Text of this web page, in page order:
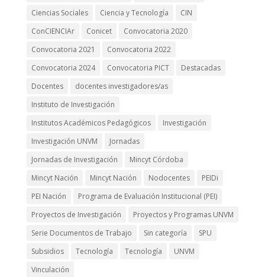
Ciencias Sociales
Ciencia y Tecnología
CIN
ConCIENCIAr
Conicet
Convocatoria 2020
Convocatoria 2021
Convocatoria 2022
Convocatoria 2024
Convocatoria PICT
Destacadas
Docentes
docentes investigadores/as
Instituto de Investigación
Institutos Académicos Pedagógicos
Investigación
Investigación UNVM
Jornadas
Jornadas de Investigación
Mincyt Córdoba
Mincyt Nación
Mincyt Nación Nodocentes
PEIDi
PEI Nación
Programa de Evaluación Institucional (PEI)
Proyectos de Investigación
Proyectos y Programas UNVM
Serie Documentos de Trabajo
Sin categoría
SPU
Subsidios
Tecnología Tecnología
UNVM
Vinculación